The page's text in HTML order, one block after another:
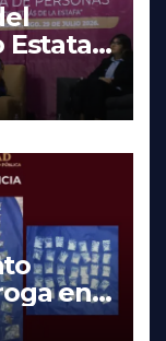
Estatal
en